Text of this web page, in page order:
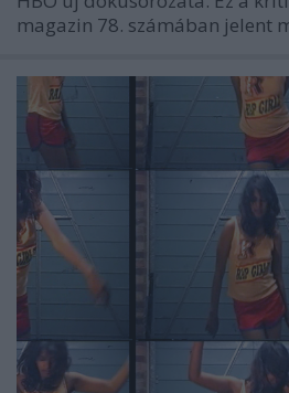
magazin 78. számában jelent